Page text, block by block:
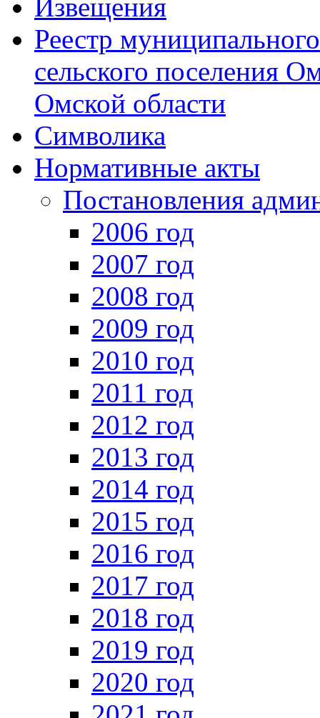
Извещения
Реестр
сельского поселения
Омской области
Символика
Нормативные акты
Постановления
2006 год
2007 год
2008 год
2009 год
2010 год
2011 год
2012 год
2013 год
2014 год
2015 год
2016 год
2017 год
2018 год
2019 год
2020 год